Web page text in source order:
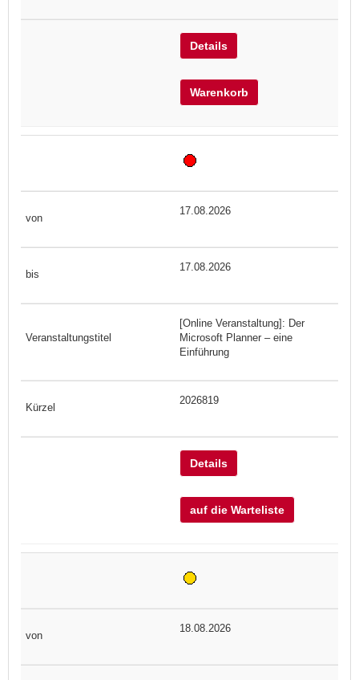
Details
Warenkorb
17.08.2026
17.08.2026
[Online Veranstaltung]: Der
Microsoft Planner – eine
Einführung
2026819
Details
auf die Warteliste
18.08.2026